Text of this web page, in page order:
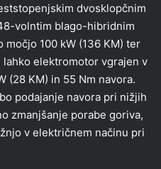
dvosklopčnim
volntim blago-hibridnim
100 kW (136 KM) ter
elektromotor vgrajen v
(28 KM) in 55 Nm navora.
podajanje navora pri nižjih
zmanjšanje porabe goriva,
v električnem načinu pri